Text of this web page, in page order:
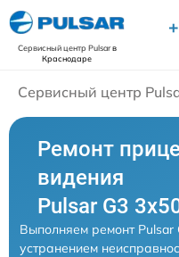
Сервисный центр Pulsarв
Краснодаре
Сервисный центр
Ремонт
видения
Pulsar G3
Выполняем ремонт
устранением